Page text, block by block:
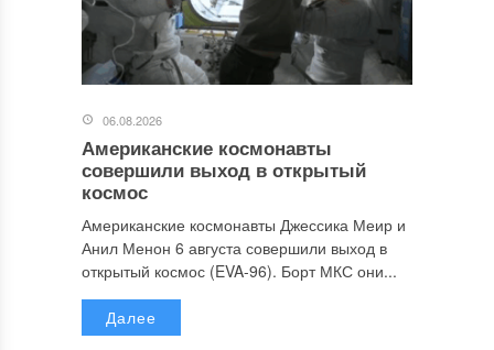
06.08.2026
Американские космонавты
совершили выход в открытый
космос
Американские космонавты Джессика Меир и
Анил Менон 6 августа совершили выход в
открытый космос (EVA-96). Борт МКС они...
Далее